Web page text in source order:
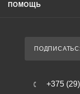
ПОМОЩЬ
+375